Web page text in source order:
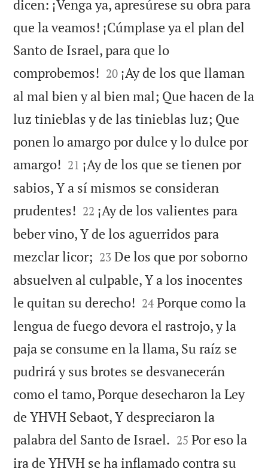
dicen: ¡Venga ya, apresúrese su obra para
que la veamos! ¡Cúmplase ya el plan del
Santo de Israel, para que lo
comprobemos! 

20 ¡Ay de los que llaman
al mal bien y al bien mal; Que hacen de la
luz tinieblas y de las tinieblas luz; Que
ponen lo amargo por dulce y lo dulce por
amargo! 

21 ¡Ay de los que se tienen por
sabios, Y a sí mismos se consideran
prudentes! 

22 ¡Ay de los valientes para
beber vino, Y de los aguerridos para
mezclar licor; 

23 De los que por soborno
absuelven al culpable, Y a los inocentes
le quitan su derecho! 

24 Porque como la
lengua de fuego devora el rastrojo, y la
paja se consume en la llama, Su raíz se
pudrirá y sus brotes se desvanecerán
como el tamo, Porque desecharon la Ley
de YHVH Sebaot, Y despreciaron la
palabra del Santo de Israel. 

25 Por eso la
ira de YHVH se ha inflamado contra su